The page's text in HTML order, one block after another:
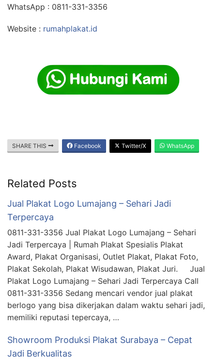
WhatsApp : 0811-331-3356
Website : rumahplakat.id
SHARE THIS Facebook Twitter/X WhatsApp
Related Posts
Jual Plakat Logo Lumajang – Sehari Jadi
Terpercaya
0811-331-3356 Jual Plakat Logo Lumajang – Sehari
Jadi Terpercaya | Rumah Plakat Spesialis Plakat
Award, Plakat Organisasi, Outlet Plakat, Plakat Foto,
Plakat Sekolah, Plakat Wisudawan, Plakat Juri. Jual
Plakat Logo Lumajang – Sehari Jadi Terpercaya Call
0811-331-3356 Sedang mencari vendor jual plakat
berlogo yang bisa dikerjakan dalam waktu sehari jadi,
memiliki reputasi tepercaya, …
Showroom Produksi Plakat Surabaya – Cepat
Jadi Berkualitas